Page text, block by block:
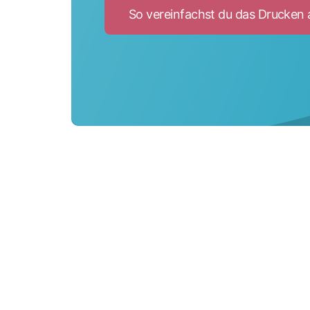
So vereinfachst du das Drucken